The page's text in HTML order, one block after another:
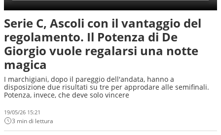
Serie C, Ascoli con il vantaggio del
regolamento. Il Potenza di De
Giorgio vuole regalarsi una notte
magica
I marchigiani, dopo il pareggio dell'andata, hanno a
disposizione due risultati su tre per approdare alle semifinali.
Potenza, invece, che deve solo vincere
19/05/26 15:21
3 min di lettura